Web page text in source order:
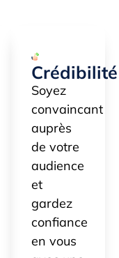
Crédibilité
Soyez
convaincant
auprès
de votre
audience
et
gardez
confiance
en vous